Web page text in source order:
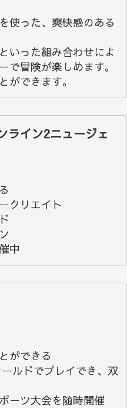
使った、爽快感のある
いった組み合わせによ
で冒険が楽しめます。
ができます。
ライン2ニュージェ
クリエイト
中
ができる
ルドでプレイでき、双
ーツ大会を随時開催